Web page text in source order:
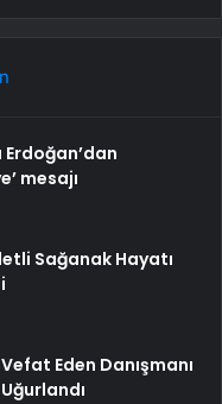
mesajı
Sağanak Hayatı
Eden Danışmanı